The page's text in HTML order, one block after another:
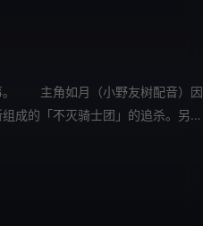
。 主角如月（小野友树配音）因
成的「不灭骑士团」的追杀。另一